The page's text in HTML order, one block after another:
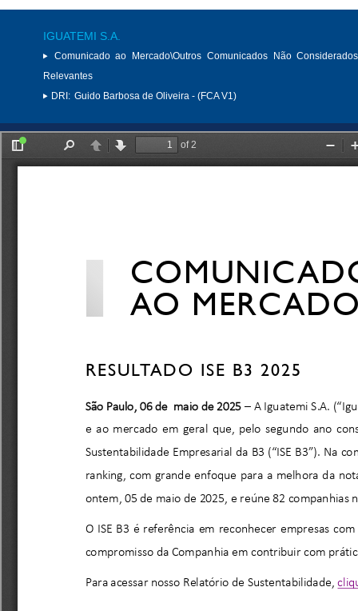
IGUATEMI S.A.
Comunicado ao Mercado\Outros Comunicados Não
Relevantes
DRI: Guido Barbosa de Oliveira - (FCA V1)